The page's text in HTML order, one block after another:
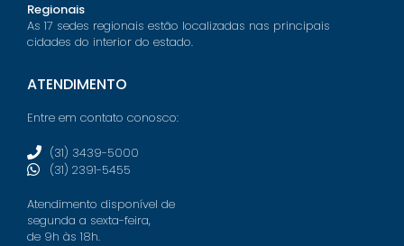
Regionais
As 17 sedes regionais estão localizadas nas principais
cidades do interior do estado.
ATENDIMENTO
Entre em contato conosco:
(31) 3439-5000
(31) 2391-5455
Atendimento disponível de
segunda a sexta-feira,
de 9h às 18h.